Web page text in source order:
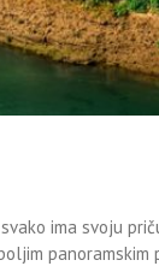
ima svoju
panoramskim